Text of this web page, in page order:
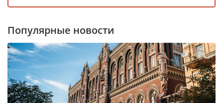
Популярные новости